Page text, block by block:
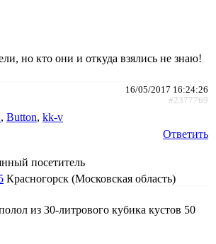
но кто они и откуда взялись не знаю!
16/05/2017 16:24:26
#2377769
, Button, kk-v
Ответить
посетитель
Красногорск (Московская область)
из 30-литрового кубика кустов 50